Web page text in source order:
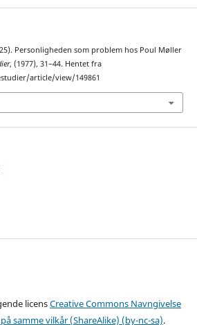
Personligheden som problem hos Poul Møller
, (1977), 31–44. Hentet fra
article/view/149861
licensCreative Commons Navngivelse
samme vilkår (ShareAlike) (by-nc-sa).